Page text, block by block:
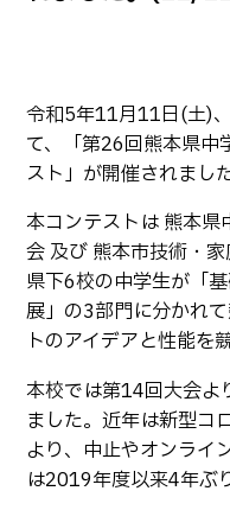
令和5年11月11日(土)
て、「第26回熊本県中
スト」が開催されました
本コンテストは 熊本県
会 及び 熊本市技術・家
県下6校の中学生が「
展」の3部門に分かれ
トのアイデアと性能を
本校では第14回大会よ
ました。近年は新型コ
より、中止やオンライ
は2019年度以来4年ぶ
機械知能システム工学
基幹教育科
専攻科
電子情報システム工
生産システム工学専
入学者選抜検査 情報
オープンキャンパス等
進学の手引き
入学料および授業料
受験生向け 熊本高専
熊本高専が運用する
ル等
学校概要
教員紹介
パンフレット・紹介動
国際交流
活動報告
キャリア関係
図書館
公開情報